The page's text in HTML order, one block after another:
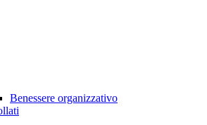
Benessere organizzativo